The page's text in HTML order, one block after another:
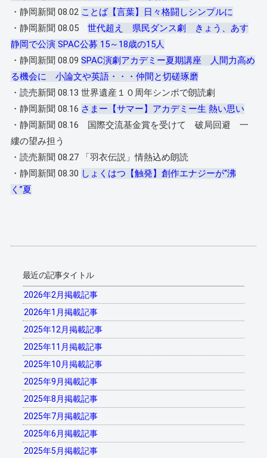
・静岡新聞 08.02 ことば【言葉】日々格闘しシンプルに
・静岡新聞 08.05 世代超え 県民ダンス劇 きょう、あす
静岡で公演 SPAC公募 15～18歳の15人
・静岡新聞 08.09 SPAC演劇アカデミー夏期講座 人間力高め
る機会に 小論文や英語・・・仲間と切磋琢磨
・読売新聞 08.13 世界遺産１０周年シンポで朗読劇
・静岡新聞 08.16 さまー【サマー】アカデミー生 熱い思い
・静岡新聞 08.16 国際交流基金賞を受けて 破局回避 一
縷の望み担う
・読売新聞 08.27 「羽衣伝説」情熱込め朗読
・静岡新聞 08.30 しょくはつ【触発】創作エナジーが“沸
く”夏
最近の記事タイトル
2026年2月掲載記事
2026年1月掲載記事
2025年12月掲載記事
2025年11月掲載記事
2025年10月掲載記事
2025年9月掲載記事
2025年8月掲載記事
2025年7月掲載記事
2025年6月掲載記事
2025年5月掲載記事